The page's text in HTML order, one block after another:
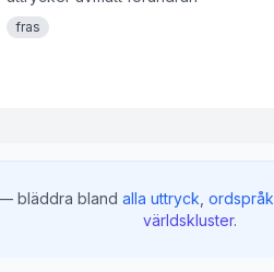
fras
bläddra bland alla uttryck ordspråk
världskluster.